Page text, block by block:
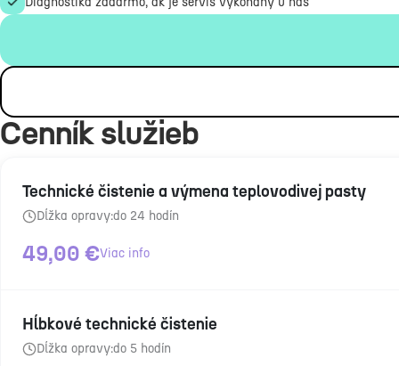
Cenník služieb
Technické čistenie a výmena teplovodivej pasty
Dĺžka opravy:do 24 hodín
49,00 €Viac info
Hĺbkové technické čistenie
Dĺžka opravy:do 5 hodín